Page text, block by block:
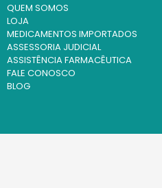
QUEM SOMOS
LOJA
MEDICAMENTOS IMPORTADOS
ASSESSORIA JUDICIAL
ASSISTÊNCIA FARMACÊUTICA
FALE CONOSCO
BLOG